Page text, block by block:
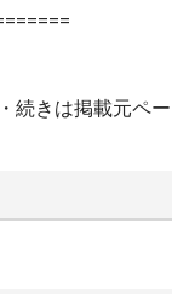
続きは掲載元ペ